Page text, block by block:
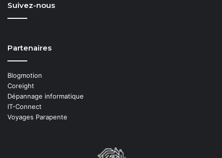
Suivez-nous
Partenaires
Blogmotion
Coreight
Dépannage informatique
IT-Connect
Voyages Parapente